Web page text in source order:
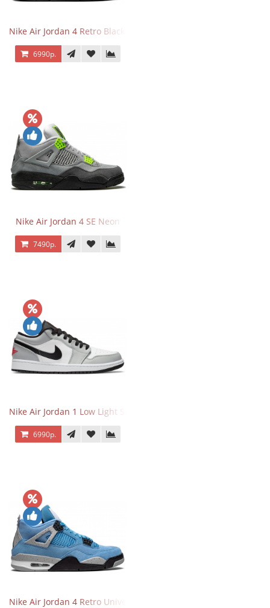
Nike Air Jordan 4 Retro Black Cat
6990р.
Nike Air Jordan 4 SE Neon
7490р.
Nike Air Jordan 1 Low Light Smoke Grey
6990р.
Nike Air Jordan 4 Retro University Blue